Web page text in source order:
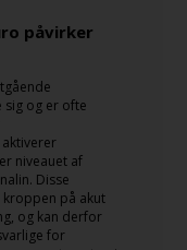
påvirker
sig og er ofte
niveauet af
Disse
på akut
og kan derfor
for